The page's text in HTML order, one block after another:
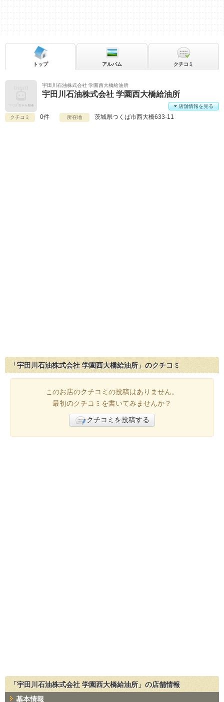
宇田川石油株式会社 学園西大橋給油所
宇田川石油株式会社 学園西大橋給油所
クチコミ 0件 所在地 茨城県つくば市西大橋633-11
店舗情報を見る
トップ アルバム クチコミ
「宇田川石油株式会社 学園西大橋給油所」のクチコミ
このお店のクチコミの投稿はありません。
最初のクチコミを書いてみませんか？
クチコミを投稿する
「宇田川石油株式会社 学園西大橋給油所」の店舗情報
基本情報